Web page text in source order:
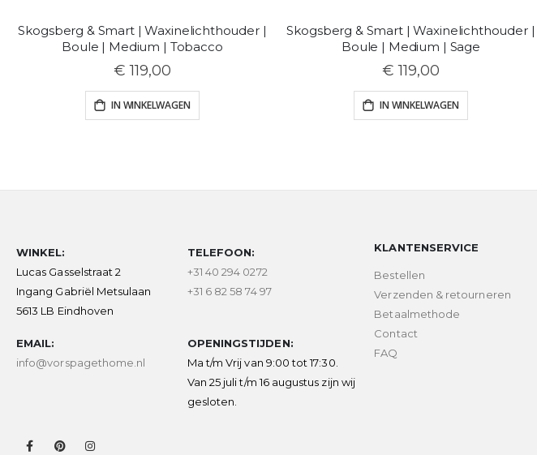
Skogsberg & Smart | Waxinelichthouder |
Boule | Medium | Tobacco
€ 119,00
IN WINKELWAGEN
Skogsberg & Smart | Waxinelichthouder |
Boule | Medium | Sage
€ 119,00
IN WINKELWAGEN
WINKEL:
Lucas Gasselstraat 2
Ingang Gabriël Metsulaan
5613 LB Eindhoven
TELEFOON:
+31 40 294 0272
+31 6 82 58 74 97
EMAIL:
info@vorspagethome.nl
OPENINGSTIJDEN:
Ma t/m Vrij van 9:00 tot 17:30.
Van 25 juli t/m 16 augustus zijn wij
gesloten.
KLANTENSERVICE
Bestellen
Verzenden & retourneren
Betaalmethode
Contact
FAQ